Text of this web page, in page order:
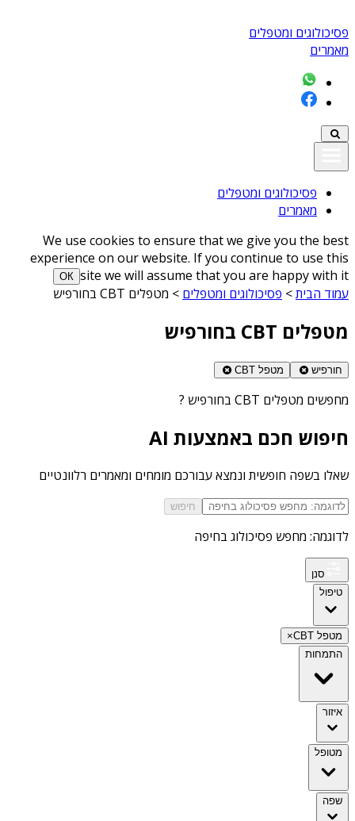
פסיכולוגים ומטפלים
מאמרים
פסיכולוגים ומטפלים
מאמרים
We use cookies to ensure that we give you the best
experience on our website. If you continue to use this
site we will assume that you are happy with it
ОК
עמוד הבית> פסיכולוגים ומטפלים > מטפלים CBT בחורפיש
מטפלים CBT בחורפיש
חורפיש מטפל CBT
מחפשים מטפלים CBT בחורפיש ?
חיפוש חכם באמצעות AI
שאלו בשפה חופשית ונמצא עבורכם מומחים ומאמרים רלוונטיים
חיפוש
לדוגמה: מחפש פסיכולוג בחיפה
סנן
טיפול
מטפל CBT
×
התמחות
איזור
מטופל
שפה